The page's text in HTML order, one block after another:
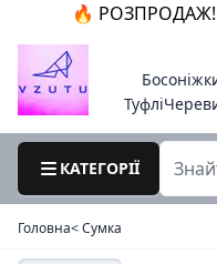
🔥 РОЗПРОДАЖ!
Туфлі
КАТЕГОРІЇ
Головна< Cумка